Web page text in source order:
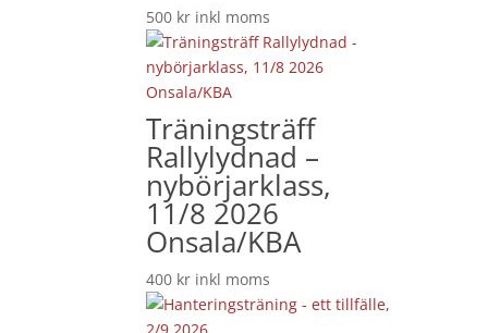
500 kr inkl moms
Träningsträff
Rallylydnad –
nybörjarklass,
11/8 2026
Onsala/KBA
400 kr inkl moms